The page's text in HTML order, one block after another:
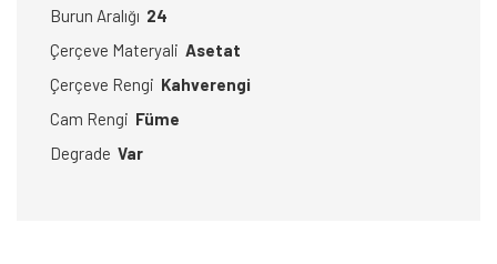
Burun Aralığı 24
Çerçeve Materyali Asetat
Çerçeve Rengi Kahverengi
Cam Rengi Füme
Degrade Var